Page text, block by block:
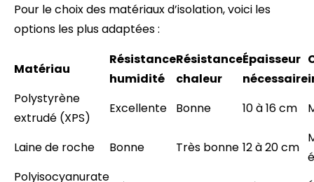
Pour le choix des matériaux d’isolation, voici les
options les plus adaptées :
Matériau
Résistance
humidité
Résistance
chaleur
Épaisseur
nécessaire
Polystyrène
extrudé (XPS)
Excellente Bonne 10 à 16 cm
Laine de roche Bonne Très bonne 12 à 20 cm
Polyisocyanurate